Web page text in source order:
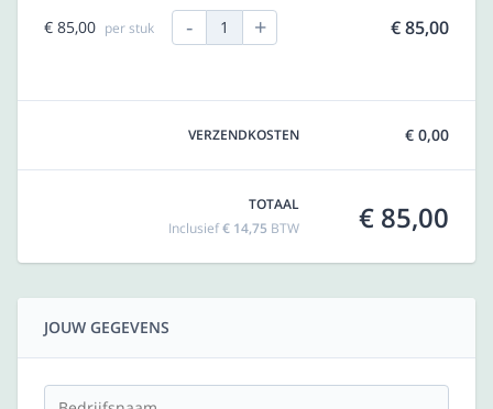
€ 85,00 per stuk - 1 + € 85,00
VERZENDKOSTEN € 0,00
TOTAAL
Inclusief€ 14,75 BTW € 85,00
JOUW GEGEVENS